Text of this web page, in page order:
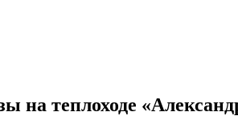
на теплоходе